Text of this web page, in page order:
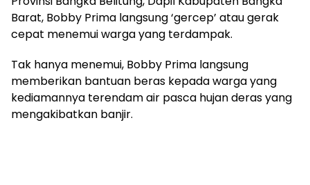
Barat, Bobby Prima langsung ‘gercep’ atau gerak
cepat menemui warga yang terdampak.
Tak hanya menemui, Bobby Prima langsung
memberikan bantuan beras kepada warga yang
kediamannya terendam air pasca hujan deras yang
mengakibatkan banjir.